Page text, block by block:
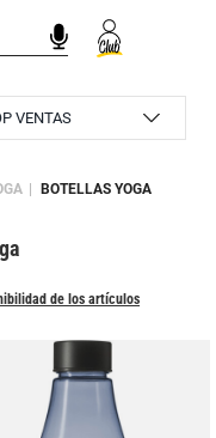
BOTELLAS YOGA
de los artículos